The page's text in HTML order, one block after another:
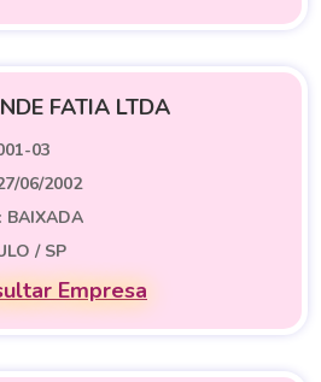
FATIA LTDA
03
06/2002
BAIXADA
/ SP
Empresa